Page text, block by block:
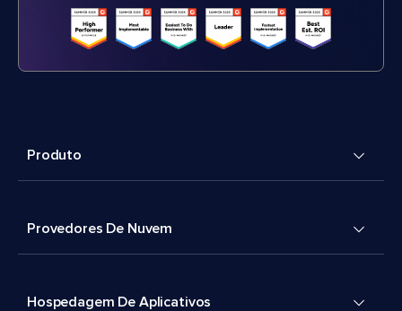
Produto
Provedores De Nuvem
Hospedagem De Aplicativos